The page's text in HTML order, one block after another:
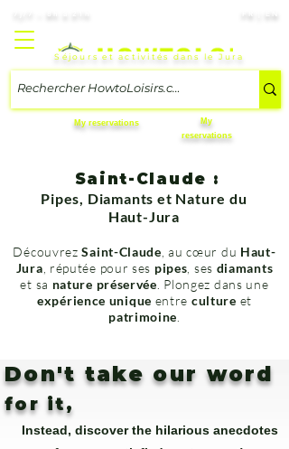
FR | EN
Séjours et activités dans le Jura
My
reservations
My reservations
Saint-Claude :
Pipes, Diamants et Nature du
Haut-Jura
DécouvrezSaint-Claude , au cœur du Haut-
Jura , réputée pour ses pipes , ses diamants
et sa nature préservée . Plongez dans une
expérience unique entre culture et
patrimoine
Don't take our word
for it,
Instead, discover the hilarious anecdotes